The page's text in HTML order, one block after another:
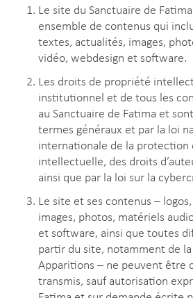
Le site du Sanctuaire de
ensemble de contenus qui
textes, actualités, images,
vidéo, webdesign et software.
Les droits de propriété
institutionnel et de tous les
au Sanctuaire de Fatima et
termes généraux et par la loi
internationale de la protection
intellectuelle, des droits
ainsi que par la loi sur la
Le site et ses contenus –
images, photos, matériels
et software, ainsi que toutes
partir du site, notamment de
Apparitions – ne peuvent être
transmis, sauf autorisation